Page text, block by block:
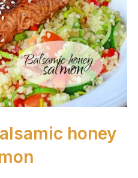
honey